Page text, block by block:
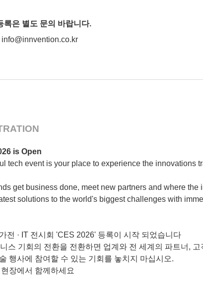
록은 별도 문의 바랍니다.
info@innvention.co.kr
is Open
tech event is your place to experience the innovations
get business done, meet new partners and where
solutions to the world's biggest challenges with
전 · IT 전시회 'CES 2026' 등록이 시작 되었습니다
스 기회의 전환을 전환하면 업계와 전 세계의 파트너,
행사에 참여할 수 있는 기회를 놓치지 마십시오.
장에서 함께하세요